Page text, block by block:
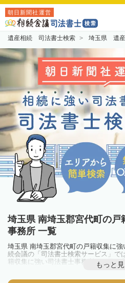
朝日新聞社運営
遺産相続 司法書士検索 埼玉県 遺
埼玉県 南埼玉郡宮代町の戸
事務所 一覧
埼玉県 南埼玉郡宮代町の戸籍収集に
続会議の「司法書士検索サービス」で
籍収集に強い司法書士事務所を一覧で
ブルやお悩みを抱えている方は一度近
もっと